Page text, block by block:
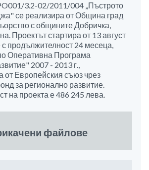
3.2-02/2011/004 „Пъстрото
се реализира от Община град
с общините Добричка,
Проектът стартира от 13 август
с продължителност 24 месеца,
Оперативна Програма
2007 - 2013 г.,
Европейския съюз чрез
за регионално развитие.
на проекта е 486 245 лева.
файлове